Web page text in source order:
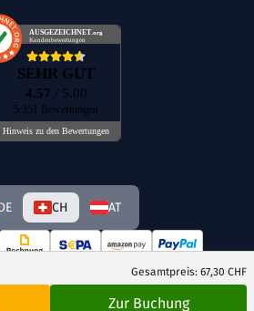
Gesamtpreis: 67,30 CHF
Zur Buchung
AUSGEZEICHNET.org
Kundenbewertungen
SEHR GUT
4.57 / 5.00
5.351 Bewertungen
Hinweis zu den Bewertungen
CH AT
2026 Alle Rechte vorbehalten.